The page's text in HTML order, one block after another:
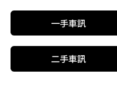
一手車訊
二手車訊